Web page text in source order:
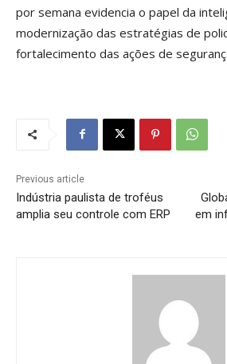
por semana evidencia o papel da
modernização das estratégias de
fortalecimento das ações de
Previous article
Indústria paulista de troféus
amplia seu controle com ERP
em